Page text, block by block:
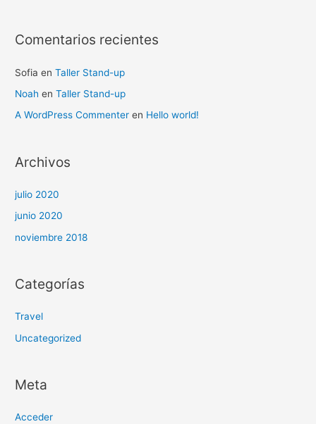
Comentarios recientes
Sofia enTaller Stand-up
Noah enTaller Stand-up
A WordPress Commenter en Hello world!
Archivos
julio 2020
junio 2020
noviembre 2018
Categorías
Travel
Uncategorized
Meta
Acceder